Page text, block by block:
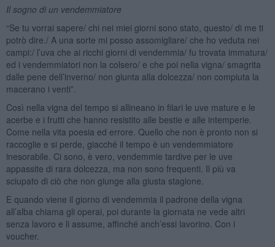
Il sogno di un vendemmiatore
“Se tu vorrai sapere/ chi nei miei giorni sono stato, questo/ di me ti
potrò dire./ A una sorte mi posso assomigliare/ che ho veduta nei
campi:/ l’uva che ai ricchi giorni di vendemmia/ fu trovata immatura/
ed i vendemmiatori non la colsero/ e che poi nella vigna/ smagrita
dalle pene dell’inverno/ non giunta alla dolcezza/ non compiuta la
macerano i venti”.
Così nella vigna del tempo si allineano in filari le uve mature e le
acerbe e i frutti che hanno resistito alle bestie e alle intemperie.
Come nella vita poesia ed errore. Quello che non è pronto non si
raccoglie e si perde, giacché il tempo è un vendemmiatore
inesorabile. Ci sono, è vero, vendemmie tardive per le uve
appassite di rara dolcezza, ma non sono frequenti. Il più va
sciupato di ciò che non giunge alla giusta stagione.
E quando viene il giorno di vendemmia il padrone della vigna
all’alba chiama gli operai, poi durante la giornata ne vede altri
senza lavoro e li assume, affinché anch’essi lavorino. Con i
voucher.